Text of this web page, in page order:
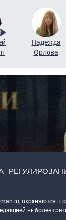
Надежда
Орлова
, охраняются в
не более